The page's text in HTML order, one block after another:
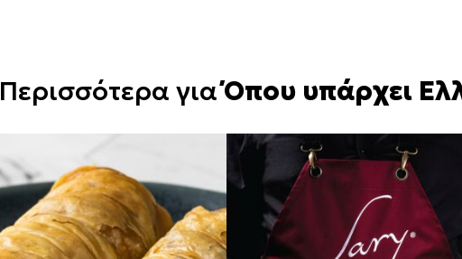
Περισσότερα γιαΌπου υπάρχει